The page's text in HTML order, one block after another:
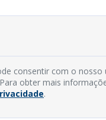
consentir com o nosso
obter mais
.